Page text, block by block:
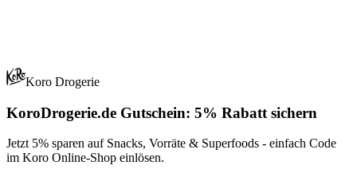
Koro Drogerie
KoroDrogerie.de Gutschein: 5% Rabatt sichern
Jetzt 5% sparen auf Snacks, Vorräte & Superfoods - einfach Code
im Koro Online-Shop einlösen.